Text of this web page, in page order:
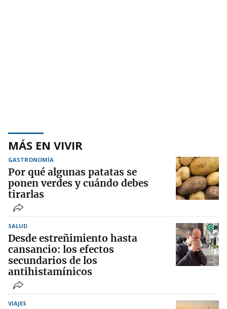
MÁS EN VIVIR
GASTRONOMÍA
Por qué algunas patatas se
ponen verdes y cuándo debes
tirarlas
SALUD
Desde estreñimiento hasta
cansancio: los efectos
secundarios de los
antihistamínicos
VIAJES